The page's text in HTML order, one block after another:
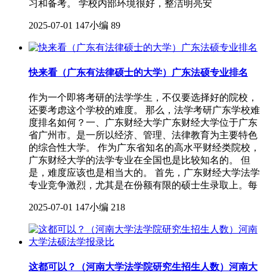
习和备考。 学校内部环境很好，整洁明亮安
2025-07-01 147小编 89
快来看（广东有法律硕士的大学）广东法硕专业排名
作为一个即将考研的法学学生，不仅要选择好的院校，
还要考虑这个学校的难度。 那么，法学考研广东学校难
度排名如何？一、广东财经大学广东财经大学位于广东
省广州市。是一所以经济、管理、法律教育为主要特色
的综合性大学。 作为广东省知名的高水平财经类院校，
广东财经大学的法学专业在全国也是比较知名的。 但
是，难度应该也是相当大的。 首先，广东财经大学法学
专业竞争激烈，尤其是在份额有限的硕士生录取上。每
2025-07-01 147小编 218
这都可以？（河南大学法学院研究生招生人数）河南大